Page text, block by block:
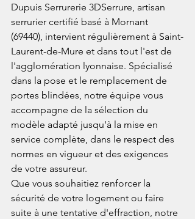
Dupuis Serrurerie 3DSerrure, artisan
serrurier certifié basé à Mornant
(69440), intervient régulièrement à Saint-
Laurent-de-Mure et dans tout l'est de
l'agglomération lyonnaise. Spécialisé
dans la pose et le remplacement de
portes blindées, notre équipe vous
accompagne de la sélection du
modèle adapté jusqu'à la mise en
service complète, dans le respect des
normes en vigueur et des exigences
de votre assureur.
Que vous souhaitiez renforcer la
sécurité de votre logement ou faire
suite à une tentative d'effraction, notre